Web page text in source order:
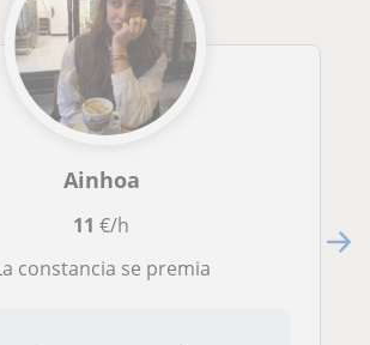
Ainhoa
11 €/h
La constancia se premia